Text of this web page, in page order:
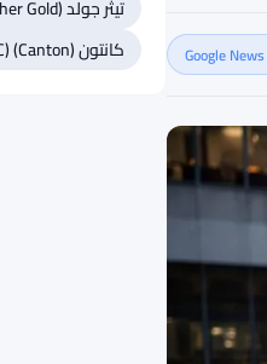
تيثر جولد (Tether Gold) (XAUt)
كانتون (Canton) (CC)